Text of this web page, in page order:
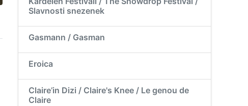
Slavnosti snezenek
Gasmann / Gasman
Eroica
Claire’in Dizi / Claire's Knee / Le genou de
Claire